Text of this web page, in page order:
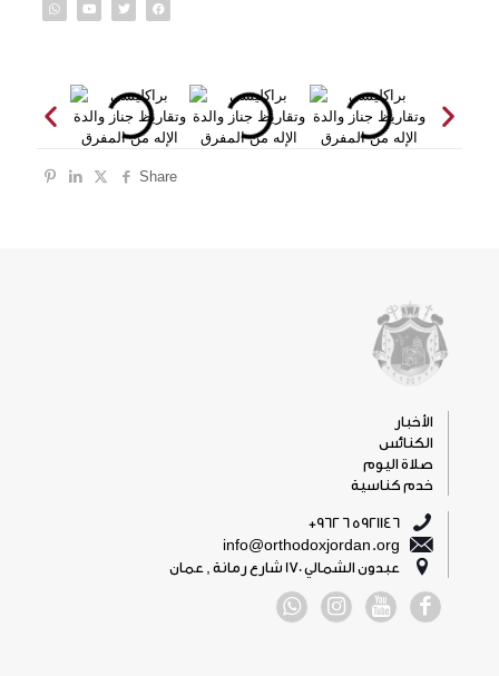
Share
الأخبار
الكنائس
صلاة اليوم
خدم كناسية
5921146 6 962+
info@orthodoxjordan.org
عبدون الشمالي 170 شارع رمانة , عمان